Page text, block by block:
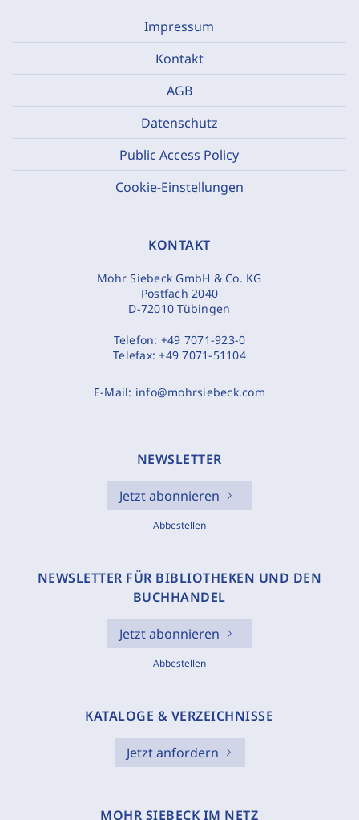
Impressum
Kontakt
AGB
Datenschutz
Public Access Policy
Cookie-Einstellungen
KONTAKT
Mohr Siebeck GmbH & Co. KG
Postfach 2040
D-72010 Tübingen
Telefon: +49 7071-923-0
Telefax:+49 7071-51104
E-Mail: info@mohrsiebeck.com
NEWSLETTER
Jetzt abonnieren
Abbestellen
NEWSLETTER FÜR BIBLIOTHEKEN UND DEN
BUCHHANDEL
Jetzt abonnieren
Abbestellen
KATALOGE & VERZEICHNISSE
Jetzt anfordern
MOHR SIEBECK IM NETZ